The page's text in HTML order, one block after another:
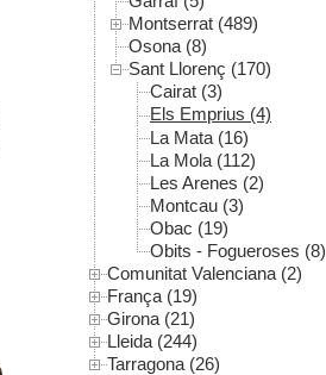
Montserrat (489)
Osona (8)
Sant Llorenç (170)
Cairat (3)
Els Emprius (4)
La Mata (16)
La Mola (112)
Les Arenes (2)
Montcau (3)
Obac (19)
Obits - Fogueroses (8)
Comunitat Valenciana (2)
França (19)
Girona (21)
Lleida (244)
Tarragona (26)